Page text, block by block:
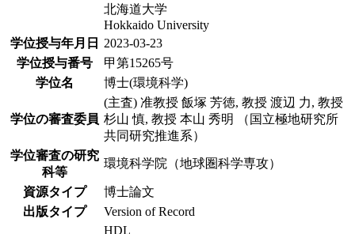
北海道大学
Hokkaido University
学位授与年月日
2023-03-23
学位授与番号
甲第15265号
学位名
博士(環境科学)
学位の審査委員
(主査) 准教授 飯塚 芳徳, 教授 渡辺 力, 教授
杉山 慎, 教授 本山 秀明 （国立極地研究所
共同研究推進系）
学位審査の研究
科等
環境科学院（地球圏科学専攻）
資源タイプ
博士論文
出版タイプ
Version of Record
HDL